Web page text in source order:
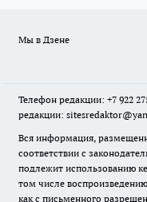
Мы в Дзене
Телефон редакции: +7 922
редакции:
Вся информация,
соответствии с
подлежит использованию
том числе
как с письменного